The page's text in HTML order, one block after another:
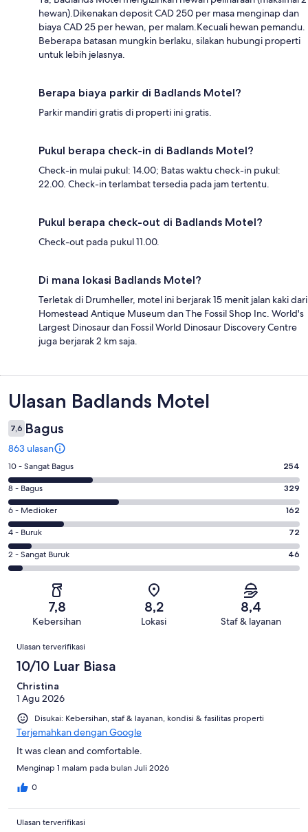
hewan).Dikenakan deposit CAD 250 per masa menginap dan
biaya CAD 25 per hewan, per malam.Kecuali hewan pemandu.
Beberapa batasan mungkin berlaku, silakan hubungi properti
untuk lebih jelasnya.
Berapa biaya parkir di Badlands Motel?
Parkir mandiri gratis di properti ini gratis.
Pukul berapa check-in di Badlands Motel?
Check-in mulai pukul: 14.00; Batas waktu check-in pukul:
22.00. Check-in terlambat tersedia pada jam tertentu.
Pukul berapa check-out di Badlands Motel?
Check-out pada pukul 11.00.
Di mana lokasi Badlands Motel?
Terletak di Drumheller, motel ini berjarak 15 menit jalan kaki dari
Homestead Antique Museum dan The Fossil Shop Inc. World's
Largest Dinosaur dan Fossil World Dinosaur Discovery Centre
juga berjarak 2 km saja.
Ulasan
Ulasan Badlands Motel
7,6 Bagus
863 ulasan
Penilaian
10
-
Sangat
Bagus.
254
dari
863
10 - Sangat Bagus 254
Penilaian
8
-
Bagus.
329
dari
863
8 - Bagus 329
Penilaian
6
-
Medioker.
162
6 - Medioker 162
Penilaian
4
-
4 - Buruk 72
Penilaian
2
dari
ulasan
2 - Sangat Buruk 46
7,8
Kebersihan
8,2
Lokasi
8,4
Staf & layanan
Ulasan
Ulasan terverifikasi
10/10 Luar Biasa
Christina
1 Agu 2026
Disukai: Kebersihan, staf & layanan, kondisi & fasilitas properti
Terjemahkan dengan Google
It was clean and comfortable.
Menginap 1 malam pada bulan Juli 2026
0
Ulasan terverifikasi